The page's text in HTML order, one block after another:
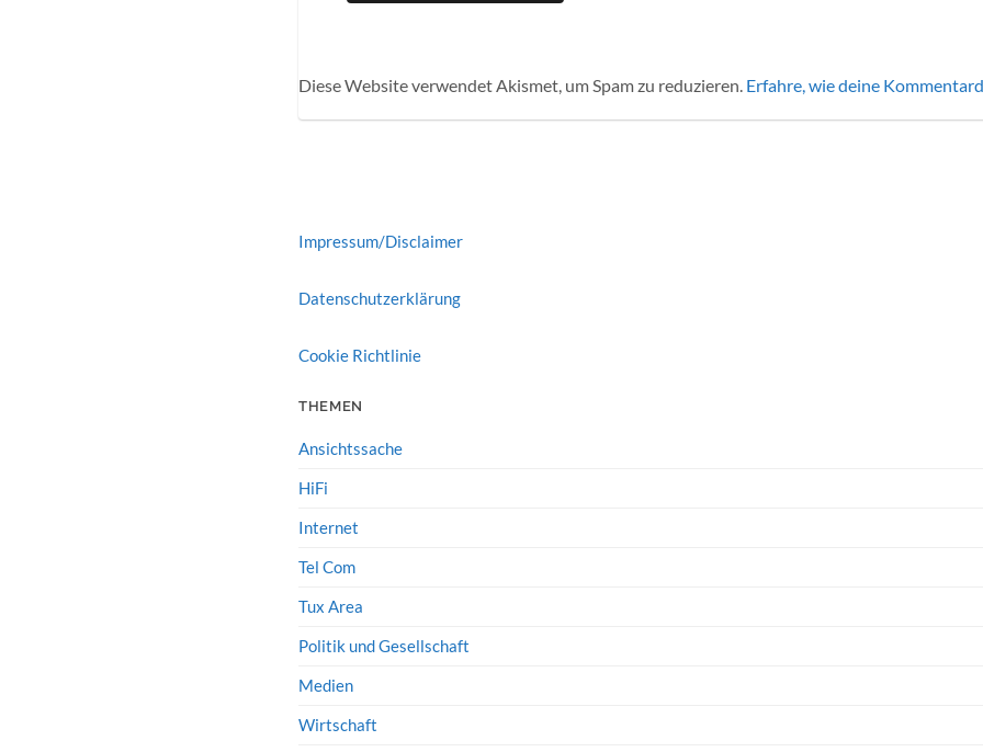
Diese Website verwendet Akismet, um Spam zu reduzieren. Erfahre, wie deine
Impressum/Disclaimer
Datenschutzerklärung
Cookie Richtlinie
THEMEN
Ansichtssache
HiFi
Internet
Tel Com
Tux Area
Politik und Gesellschaft
Medien
Wirtschaft